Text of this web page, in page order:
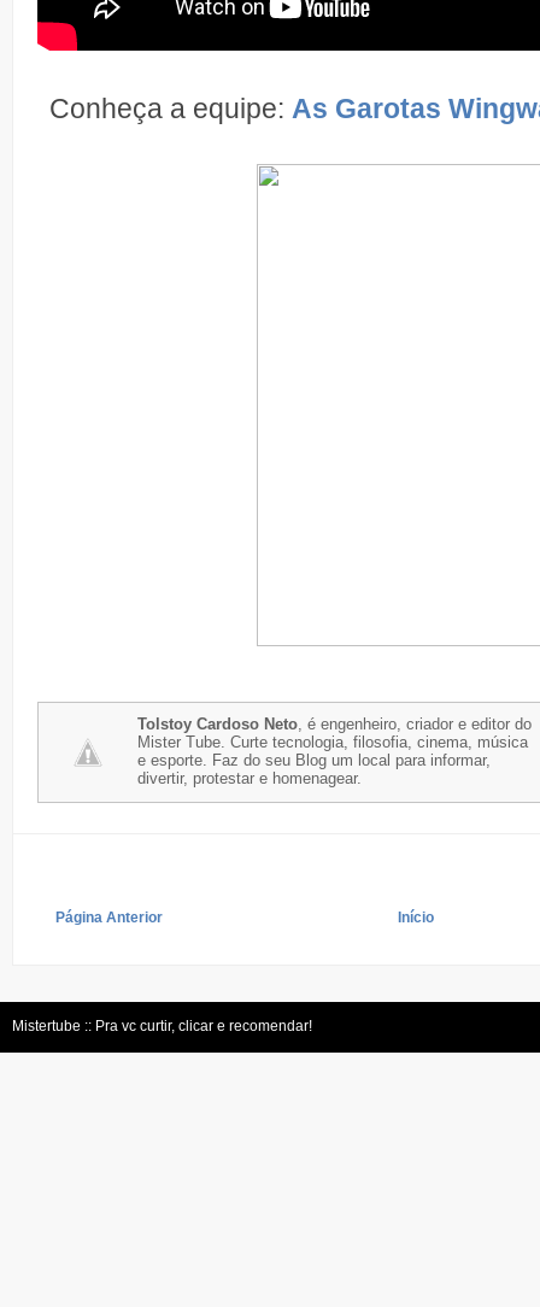
Conheça a equipe: As Garotas
Tolstoy Cardoso Neto, é engenheiro, criador e editor do
Mister Tube. Curte tecnologia, filosofia, cinema, música
e esporte. Faz do seu Blog um local para informar,
divertir, protestar e homenagear.
Página Anterior Início
Mistertube :: Pra vc curtir, clicar e recomendar!